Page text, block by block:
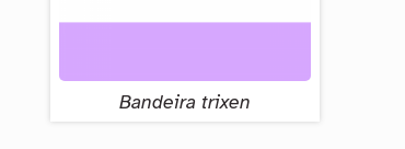
Bandeira trixen